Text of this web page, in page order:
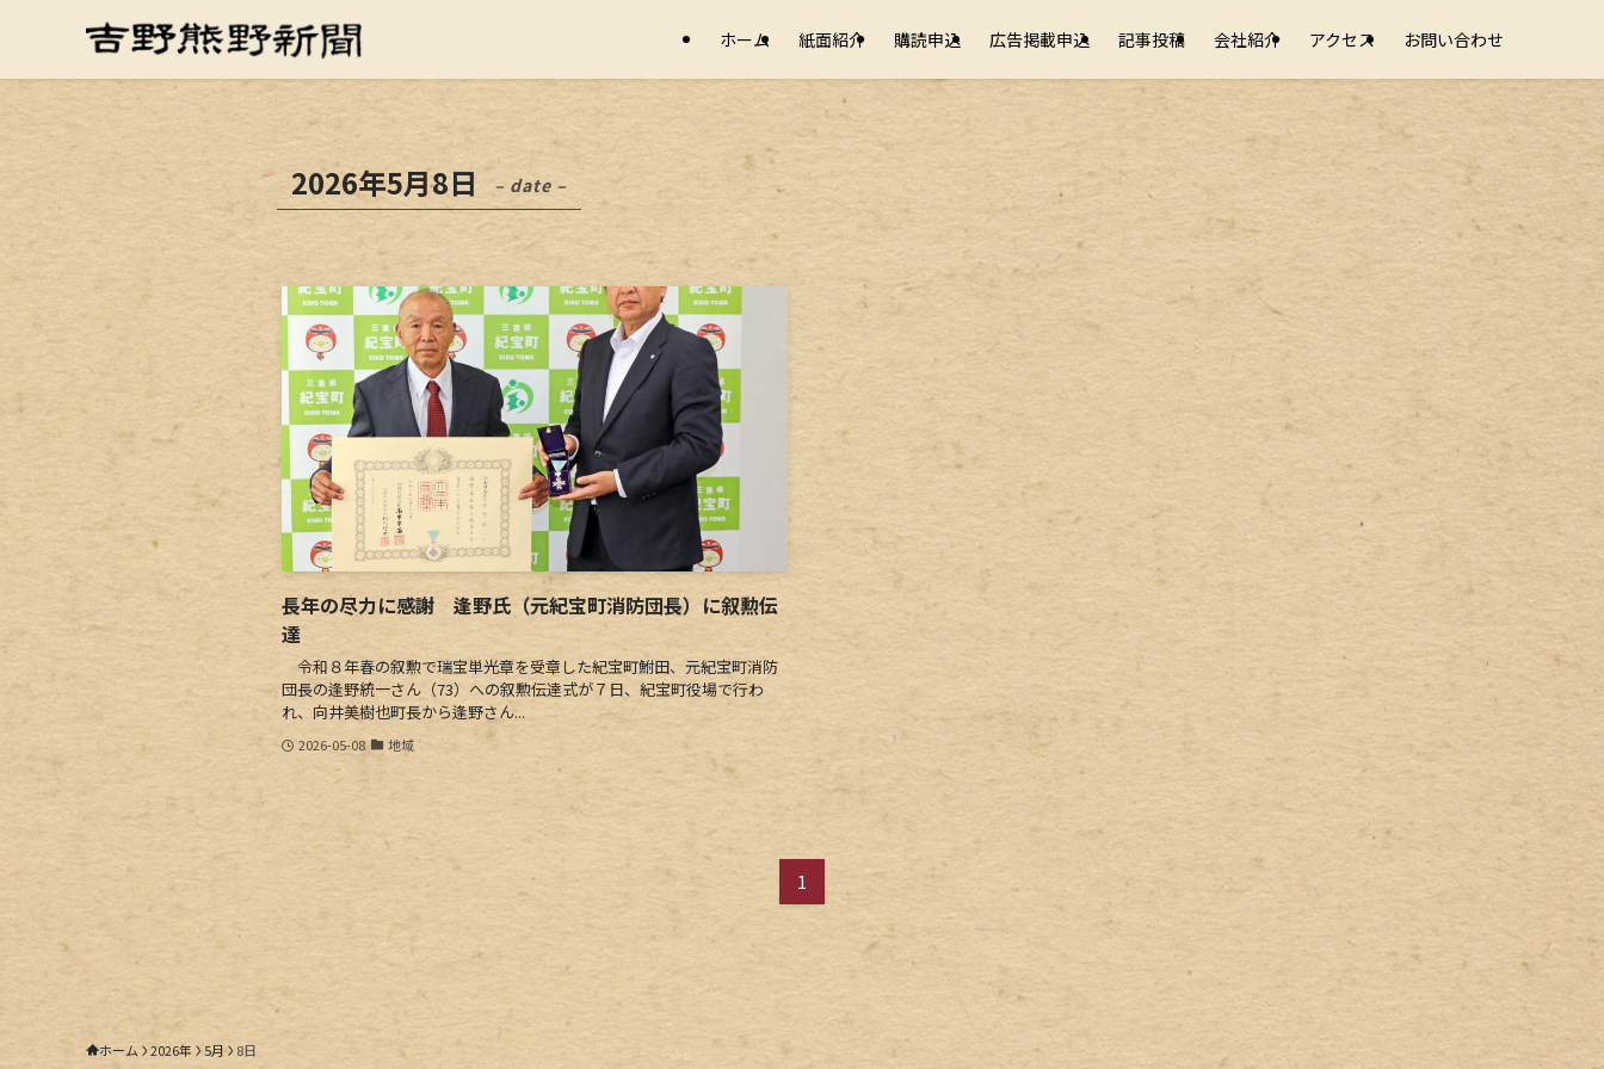
ホーム 紙面紹介 購読申込 広告掲載申込 記事投稿 会社紹介 アクセス お問い合わせ
2026年5月8日 – date –
長年の尽力に感謝 逢野氏（元紀宝町消防団長）に叙勲伝
達
令和８年春の叙勲で瑞宝単光章を受章した紀宝町鮒田、元紀宝町消防
団長の逢野統一さん（73）への叙勲伝達式が７日、紀宝町役場で行わ
れ、向井美樹也町長から逢野さん...
2026-05-08 地域
1
ホーム 2026年 5月 8日